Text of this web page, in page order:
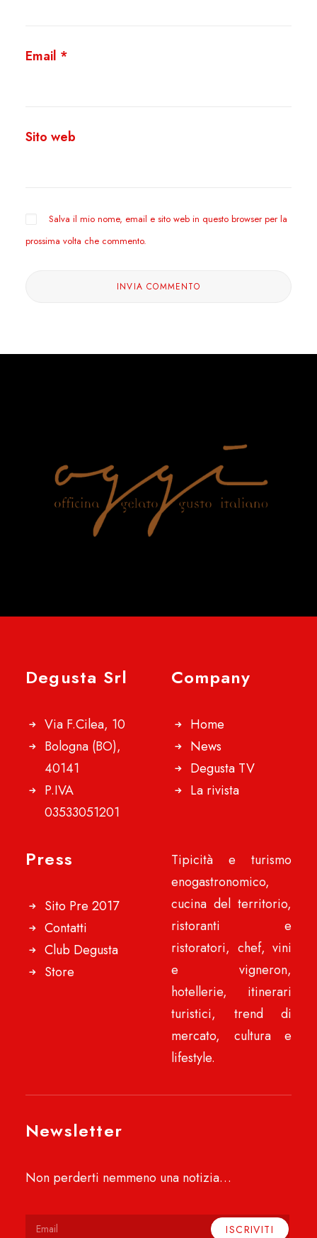
Email *
Sito web
Salva il mio nome, email e sito web in questo browser per la
prossima volta che commento.
Degusta Srl
Via F.Cilea, 10
Bologna (BO),
40141
P.IVA
03533051201
Company
Home
News
Degusta TV
La rivista
Press
Sito Pre 2017
Contatti
Club Degusta
Store
Tipicità e turismo
enogastronomico,
cucina del territorio,
ristoranti e
ristoratori, chef, vini
e vigneron,
hotellerie, itinerari
turistici, trend di
mercato, cultura e
lifestyle.
Newsletter
Non perderti nemmeno una notizia…